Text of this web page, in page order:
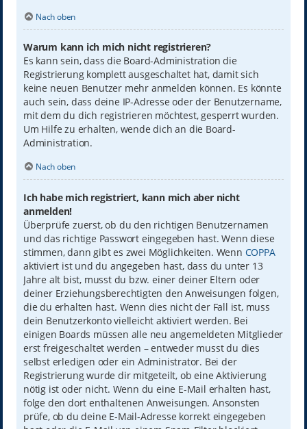
Nach oben
Warum kann ich mich nicht registrieren?
Es kann sein, dass die Board-Administration die
Registrierung komplett ausgeschaltet hat, damit sich
keine neuen Benutzer mehr anmelden können. Es könnte
auch sein, dass deine IP-Adresse oder der Benutzername,
mit dem du dich registrieren möchtest, gesperrt wurden.
Um Hilfe zu erhalten, wende dich an die Board-
Administration.
Nach oben
Ich habe mich registriert, kann mich aber nicht
anmelden!
Überprüfe zuerst, ob du den richtigen Benutzernamen
und das richtige Passwort eingegeben hast. Wenn diese
stimmen, dann gibt es zwei Möglichkeiten. Wenn COPPA
aktiviert ist und du angegeben hast, dass du unter 13
Jahre alt bist, musst du bzw. einer deiner Eltern oder
deiner Erziehungsberechtigten den Anweisungen folgen,
die du erhalten hast. Wenn dies nicht der Fall ist, muss
dein Benutzerkonto vielleicht aktiviert werden. Bei
einigen Boards müssen alle neu angemeldeten Mitglieder
erst freigeschaltet werden – entweder musst du dies
selbst erledigen oder ein Administrator. Bei der
Registrierung wurde dir mitgeteilt, ob eine Aktivierung
nötig ist oder nicht. Wenn du eine E-Mail erhalten hast,
folge den dort enthaltenen Anweisungen. Ansonsten
prüfe, ob du deine E-Mail-Adresse korrekt eingegeben